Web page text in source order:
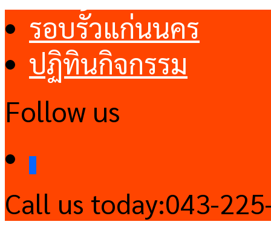
รอบรั้วแก่นนคร
ปฏิทินกิจกรรม
Follow us
Call us today:043-